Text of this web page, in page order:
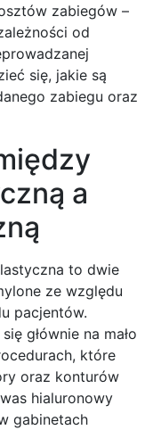
zabiegów –
od
się, jakie są
zabiegu oraz
a
to dwie
ze względu
pacjentów.
głównie na mało
które
oraz konturów
hialuronowy
gabinetach